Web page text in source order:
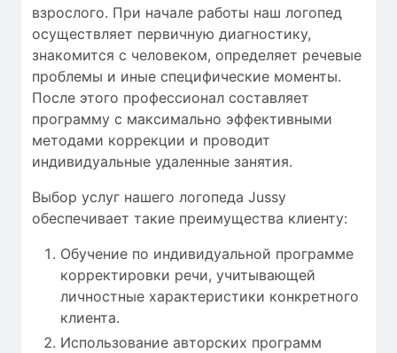
взрослого. При начале работы наш логопед
осуществляет первичную диагностику,
знакомится с человеком, определяет речевые
проблемы и иные специфические моменты.
После этого профессионал составляет
программу с максимально эффективными
методами коррекции и проводит
индивидуальные удаленные занятия.
Выбор услуг нашего логопеда Jussy
обеспечивает такие преимущества клиенту:
Обучение по индивидуальной программе
корректировки речи, учитывающей
личностные характеристики конкретного
клиента.
Использование авторских программ